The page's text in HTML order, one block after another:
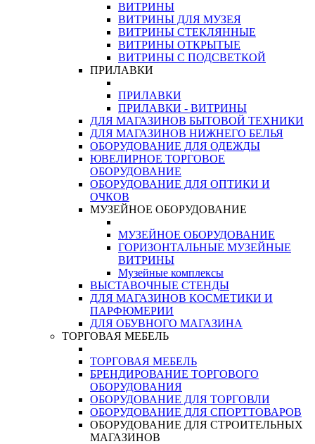
ВИТРИНЫ
ВИТРИНЫ ДЛЯ МУЗЕЯ
ВИТРИНЫ СТЕКЛЯННЫЕ
ВИТРИНЫ ОТКРЫТЫЕ
ВИТРИНЫ С ПОДСВЕТКОЙ
ПРИЛАВКИ
ПРИЛАВКИ
ПРИЛАВКИ - ВИТРИНЫ
ДЛЯ МАГАЗИНОВ БЫТОВОЙ ТЕХНИКИ
ДЛЯ МАГАЗИНОВ НИЖНЕГО БЕЛЬЯ
ОБОРУДОВАНИЕ ДЛЯ ОДЕЖДЫ
ЮВЕЛИРНОЕ ТОРГОВОЕ
ОБОРУДОВАНИЕ
ОБОРУДОВАНИЕ ДЛЯ ОПТИКИ И
ОЧКОВ
МУЗЕЙНОЕ ОБОРУДОВАНИЕ
МУЗЕЙНОЕ ОБОРУДОВАНИЕ
ГОРИЗОНТАЛЬНЫЕ МУЗЕЙНЫЕ
ВИТРИНЫ
Музейные комплексы
ВЫСТАВОЧНЫЕ СТЕНДЫ
ДЛЯ МАГАЗИНОВ КОСМЕТИКИ И
ПАРФЮМЕРИИ
ДЛЯ ОБУВНОГО МАГАЗИНА
ТОРГОВАЯ МЕБЕЛЬ
ТОРГОВАЯ МЕБЕЛЬ
БРЕНДИРОВАНИЕ ТОРГОВОГО
ОБОРУДОВАНИЯ
ОБОРУДОВАНИЕ ДЛЯ ТОРГОВЛИ
ОБОРУДОВАНИЕ ДЛЯ СПОРТТОВАРОВ
ОБОРУДОВАНИЕ ДЛЯ СТРОИТЕЛЬНЫХ
МАГАЗИНОВ